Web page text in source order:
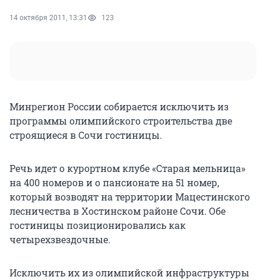
14 октября 2011, 13:31 123
Минрегион России собирается исключить из
программы олимпийского строительства две
строящиеся в Сочи гостиницы.
Речь идет о курортном клубе «Старая мельница»
на 400 номеров и о пансионате на 51 номер,
который возводят на территории Мацестинского
лесничества в Хостинском районе Сочи. Обе
гостиницы позиционировались как
четырехзвездочные.
Исключить их из олимпийской инфраструктуры